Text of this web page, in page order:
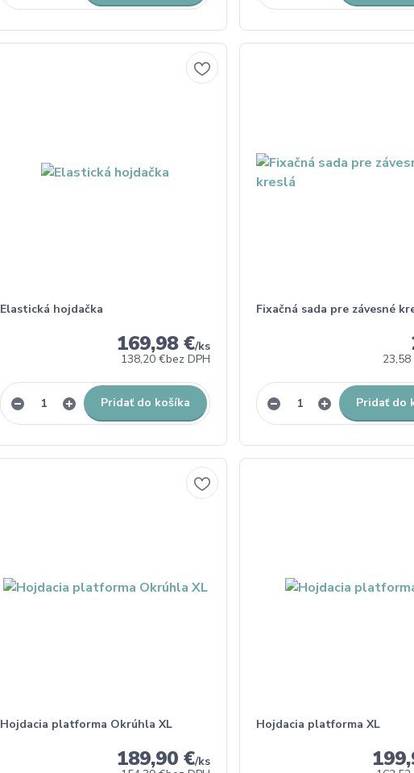
Elastická hojdačka
169,98 €/ks
138,20 €bez DPH
Pridať do košíka
Fixačná sada pre závesné
Pridať do
Hojdacia platforma Okrúhla XL
189,90 €/ks
Hojdacia platforma XL